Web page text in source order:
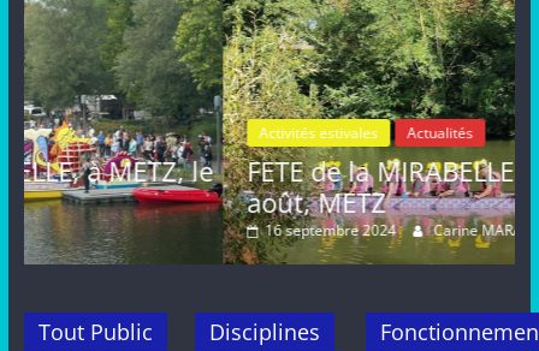
Activités estivales Actualités
FETE de la MIRABELLE, dimanche 25
août, METZ
16 septembre 2024 Carine MARAT
Tout Public Disciplines